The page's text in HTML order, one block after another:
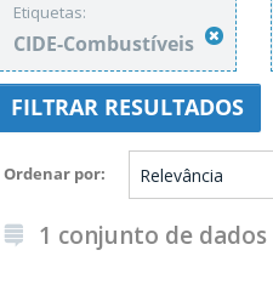
Etiquetas:
CIDE-Combustíveis
FILTRAR RESULTADOS
Ordenar por
1 conjunto de